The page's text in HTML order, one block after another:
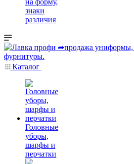
на форму,
знаки
различия
Каталог
Головные
уборы,
шарфы и
перчатки